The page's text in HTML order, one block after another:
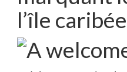
l’île